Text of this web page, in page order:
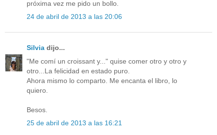
próxima vez me pido un bollo.
24 de abril de 2013 a las 20:06
Silvia dijo...
"Me comí un croissant y..." quise comer otro y otro y
otro...La felicidad en estado puro.
Ahora mismo lo comparto. Me encanta el libro, lo
quiero.
Besos.
25 de abril de 2013 a las 16:21